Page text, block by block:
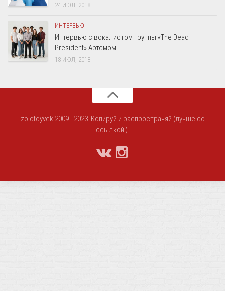
24 ИЮЛ, 2018
ИНТЕРВЬЮ
Интервью с вокалистом группы «The Dead
President» Артёмом
18 ИЮЛ, 2018
zolotoyvek 2009 - 2023. Копируй и распространяй (лучше со
ссылкой:).